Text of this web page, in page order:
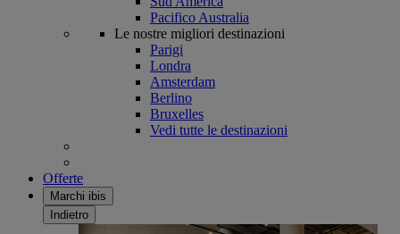
Pacifico Australia
Le nostre migliori destinazioni
Parigi
Londra
Amsterdam
Berlino
Bruxelles
Vedi tutte le destinazioni
Offerte
Marchi ibis
Indietro